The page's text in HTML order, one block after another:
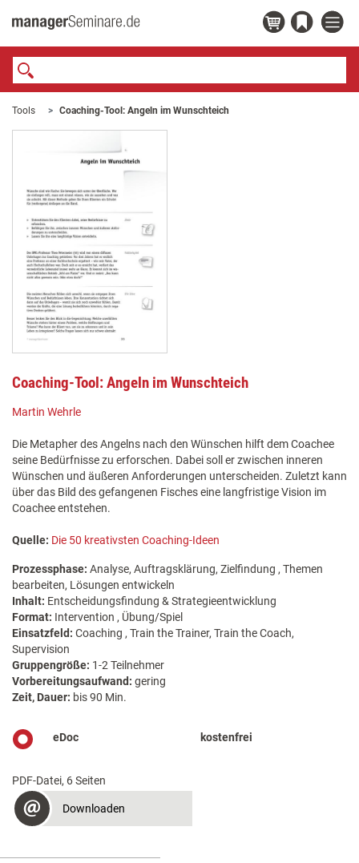
Tools Coaching-Tool: Angeln im Wunschteich
Coaching-Tool: Angeln im Wunschteich
Martin Wehrle
Die Metapher des Angelns nach den Wünschen hilft dem Coachee
seine Bedürfnisse zu erforschen. Dabei soll er zwischen inneren
Wünschen und äußeren Anforderungen unterscheiden. Zuletzt kann
über das Bild des gefangenen Fisches eine langfristige Vision im
Coachee entstehen.
Quelle: Die 50 kreativsten Coaching-Ideen
Prozessphase: Analyse, Auftragsklärung, Zielfindung , Themen
bearbeiten, Lösungen entwickeln
Inhalt: Entscheidungsfindung & Strategieentwicklung
Format: Intervention , Übung/Spiel
Einsatzfeld: Coaching , Train the Trainer, Train the Coach,
Supervision
Gruppengröße: 1-2 Teilnehmer
Vorbereitungsaufwand: gering
Zeit, Dauer: bis 90 Min.
eDoc kostenfrei
PDF-Datei, 6 Seiten
Downloaden